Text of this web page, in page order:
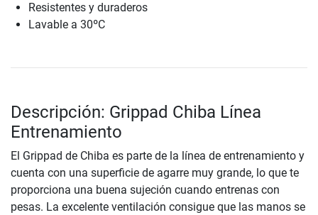
Resistentes y duraderos
Lavable a 30ºC
Descripción: Grippad Chiba Línea
Entrenamiento
El Grippad de Chiba es parte de la línea de entrenamiento y
cuenta con una superficie de agarre muy grande, lo que te
proporciona una buena sujeción cuando entrenas con
pesas. La excelente ventilación consigue que las manos se